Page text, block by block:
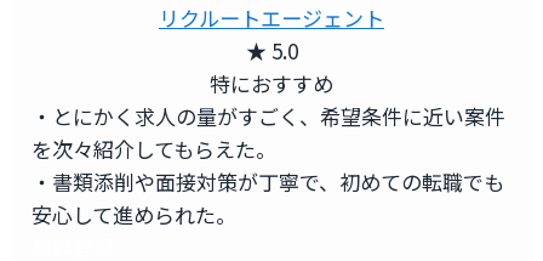
リクルートエージェント
★ 5.0
特におすすめ
・とにかく求人の量がすごく、希望条件に近い案件
を次々紹介してもらえた。
・書類添削や面接対策が丁寧で、初めての転職でも
安心して進められた。